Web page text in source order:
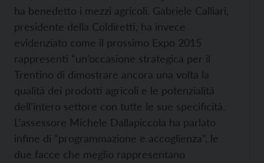
ha benedetto i mezzi agricoli. Gabriele Calliari,
presidente della Coldiretti, ha invece
evidenziato come il prossimo Expo 2015
rappresenti “un’occasione strategica per il
Trentino di dimostrare ancora una volta la
qualità dei prodotti agricoli e le potenzialità
dell’intero settore con tutte le sue specificità.
L’assessore Michele Dallapiccola ha parlato
infine di “programmazione e accoglienza”, le
due facce che meglio rappresentano